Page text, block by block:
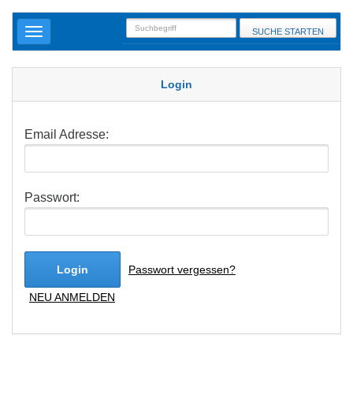
SUCHE STARTEN
Login
Email Adresse:
Passwort:
Login Passwort vergessen?
NEU ANMELDEN